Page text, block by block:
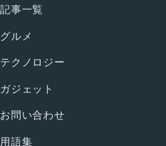
記事一覧
グルメ
テクノロジー
ガジェット
お問い合わせ
用語集